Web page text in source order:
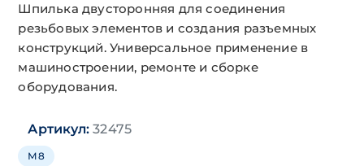
Шпилька двусторонняя для соединения
резьбовых элементов и создания разъемных
конструкций. Универсальное применение в
машиностроении, ремонте и сборке
оборудования.
Артикул: 32475
М8